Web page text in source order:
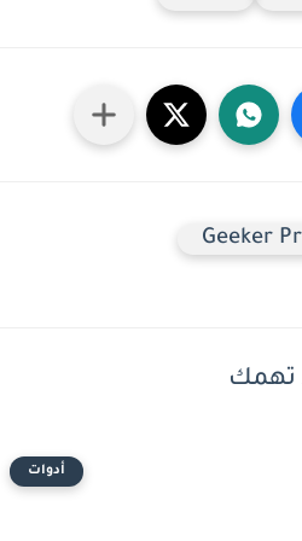
Geeker
تهمك
أدوات